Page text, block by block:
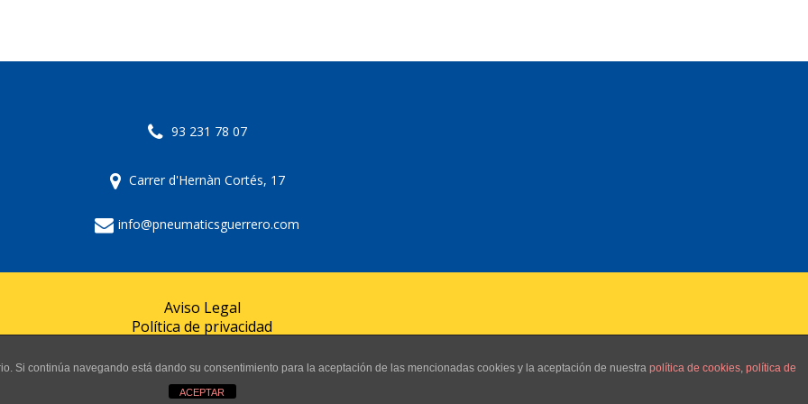
93 231 78 07
Carrer d'Hernàn Cortés, 17
info@pneumaticsguerrero.com
Aviso Legal
Política de privacidad
© 2024 Pneumàtics Guerrero
Si continúa navegando está dando su consentimiento para la aceptación de las mencionadas cookies y la aceptación de nuestra política de cookies, política de
ACEPTAR